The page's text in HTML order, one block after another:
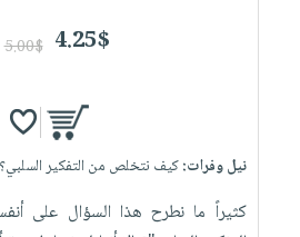
4.25$
5.00$
نيل وفرات:كيف نتخلص من التفكير
كثيراً ما نطرح هذا السؤال على